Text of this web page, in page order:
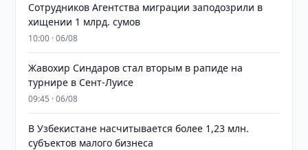
Сотрудников Агентства миграции заподозрили в
хищении 1 млрд. сумов
10:00 · 06/08
Жавохир Синдаров стал вторым в рапиде на
турнире в Сент-Луисе
09:45 · 06/08
В Узбекистане насчитывается более 1,23 млн.
субъектов малого бизнеса